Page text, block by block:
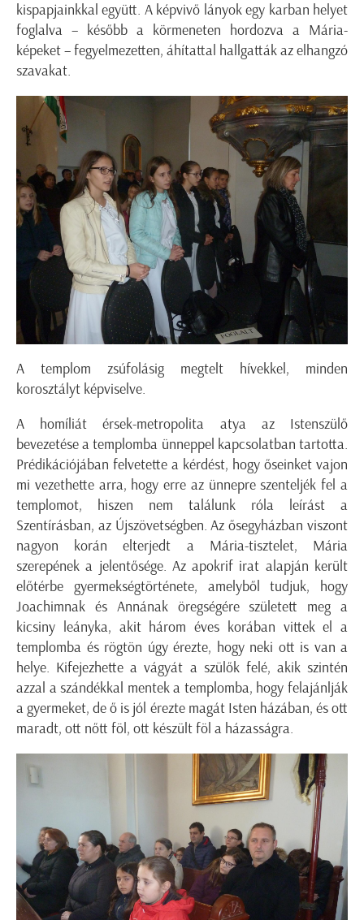
kispapjainkkal együtt. A képvivő lányok egy karban helyet
foglalva – később a körmeneten hordozva a Mária-
képeket – fegyelmezetten, áhítattal hallgatták az elhangzó
szavakat.
A templom zsúfolásig megtelt hívekkel, minden
korosztályt képviselve.
A homíliát érsek-metropolita atya az Istenszülő
bevezetése a templomba ünneppel kapcsolatban tartotta.
Prédikációjában felvetette a kérdést, hogy őseinket vajon
mi vezethette arra, hogy erre az ünnepre szenteljék fel a
templomot, hiszen nem találunk róla leírást a
Szentírásban, az Újszövetségben. Az ősegyházban viszont
nagyon korán elterjedt a Mária-tisztelet, Mária
szerepének a jelentősége. Az apokrif irat alapján került
előtérbe gyermekségtörténete, amelyből tudjuk, hogy
Joachimnak és Annának öregségére született meg a
kicsiny leányka, akit három éves korában vittek el a
templomba és rögtön úgy érezte, hogy neki ott is van a
helye. Kifejezhette a vágyát a szülők felé, akik szintén
azzal a szándékkal mentek a templomba, hogy felajánlják
a gyermeket, de ő is jól érezte magát Isten házában, és ott
maradt, ott nőtt föl, ott készült föl a házasságra.